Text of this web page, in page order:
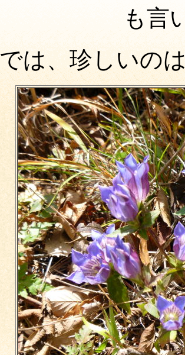
も言
では、珍しいの